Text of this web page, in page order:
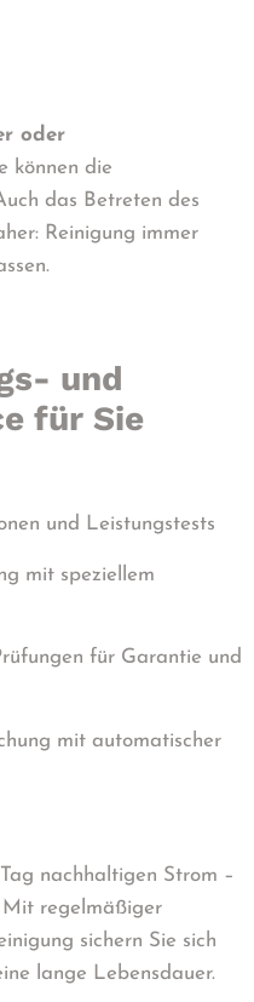
oder
können die
das Betreten des
Reinigung immer
und
für Sie
und Leistungstests
mit speziellem
für Garantie und
mit automatischer
nachhaltigen Strom –
Mit regelmäßiger
sichern Sie sich
lange Lebensdauer.